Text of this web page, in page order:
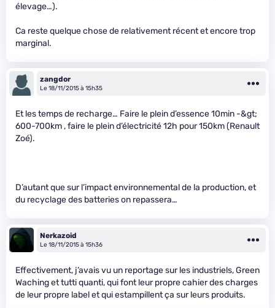
élevage…).
Ca reste quelque chose de relativement récent et encore trop
marginal.
zangdor
Le 18/11/2015 à 15h35
Et les temps de recharge… Faire le plein d’essence 10min -&gt;
600-700km , faire le plein d’électricité 12h pour 150km (Renault
Zoé).
D’autant que sur l’impact environnemental de la production, et
du recyclage des batteries on repassera…
Nerkazoid
Le 18/11/2015 à 15h36
Effectivement, j’avais vu un reportage sur les industriels, Green
Waching et tutti quanti, qui font leur propre cahier des charges
de leur propre label et qui estampillent ça sur leurs produits.